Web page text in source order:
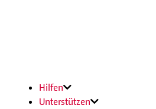
Hilfen
Unterstützen